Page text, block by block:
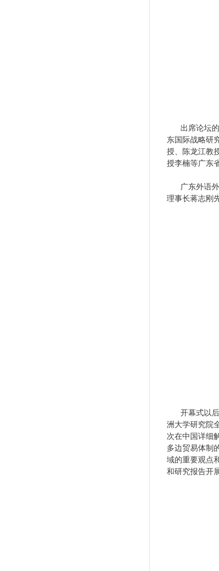
出席论坛
东国际战略研
授、陈龙江教
授李楠等广东
广东外语
理事长蒋志刚
开幕式以
洲大学研究院
次在中国详细
多边贸易体制
域的重要观点
和研究报告开